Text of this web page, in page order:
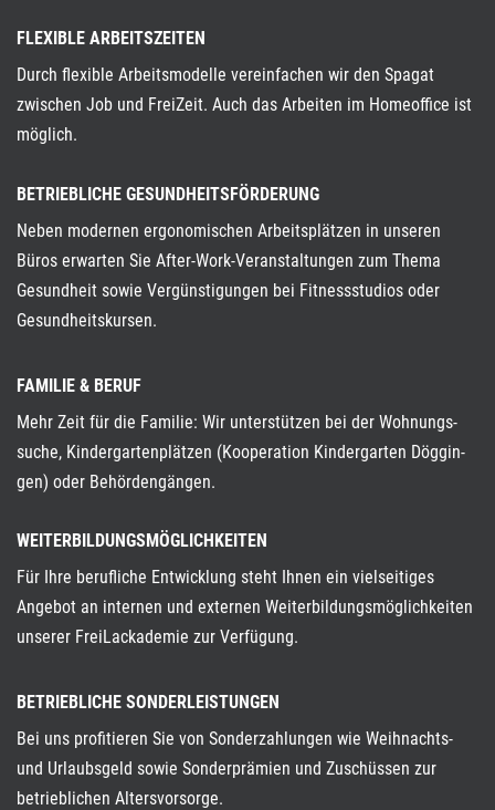
FLEXIBLE ARBEITSZEITEN
Durch flexible Arbeitsmodelle vereinfachen wir den Spagat
zwischen Job und FreiZeit. Auch das Arbeiten im Homeoffice ist
möglich.
BETRIEBLICHE GESUNDHEITSFÖRDERUNG
Neben modernen ergonomischen Arbeitsplätzen in unseren
Büros erwarten Sie After-Work-Ver­an­stal­tun­gen zum Thema
Gesundheit sowie Ver­günsti­gungen bei Fitnessstudios oder
Gesundheitskursen.
FAMILIE & BERUF
Mehr Zeit für die Familie: Wir un­terstützen bei der Wohnungs­
suche, Kindergartenplätzen (Ko­operation Kinder­garten Döggin­
gen) oder Behörden­gängen.
WEITERBILDUNGS­MÖGLICHKEITEN
Für Ihre berufliche Entwicklung steht Ihnen ein viel­seitiges
Angebot an internen und externen Weiter­bildungs­möglichkeiten
unserer FreiLackademie zur Verfügung.
BETRIEBLICHE SONDERLEISTUNGEN
Bei uns profitieren Sie von Sonderzahlungen wie Weihnachts-
und Urlaubsgeld sowie Sonderprämien und Zuschüssen zur
betrieblichen Altersvorsorge.